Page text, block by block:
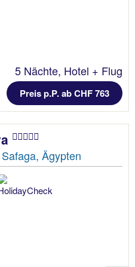
5 Nächte, Hotel + Flug
Preis p.P. ab CHF 763
Ägypten